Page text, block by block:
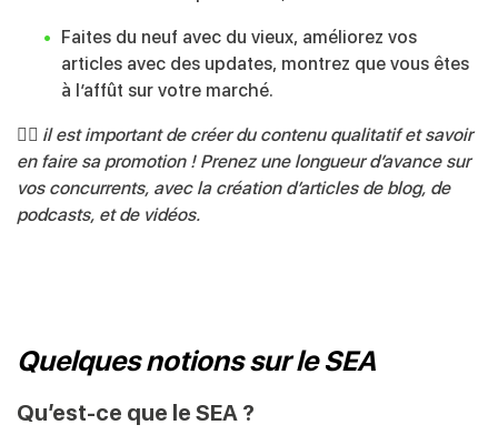
Faites du neuf avec du vieux, améliorez vos
articles avec des updates, montrez que vous êtes
à l’affût sur votre marché.
👉🏻 il est important de créer du contenu qualitatif et savoir
en faire sa promotion ! Prenez une longueur d’avance sur
vos concurrents, avec la création d’articles de blog, de
podcasts, et de vidéos.
Quelques notions sur le SEA
Qu’est-ce que le SEA ?